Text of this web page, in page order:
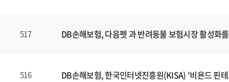
517 DB손해보험, 다음펫 과 반려동물 보험시장 활성화
516 DB손해보험, 한국인터넷진흥원(KISA) '비욘드 핀